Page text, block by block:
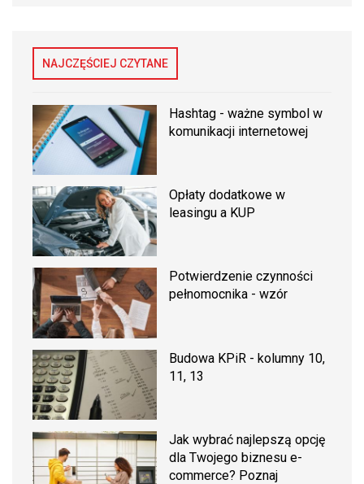
NAJCZĘŚCIEJ CZYTANE
Hashtag - ważne symbol w
komunikacji internetowej
Opłaty dodatkowe w
leasingu a KUP
Potwierdzenie czynności
pełnomocnika - wzór
Budowa KPiR - kolumny 10,
11, 13
Jak wybrać najlepszą opcję
dla Twojego biznesu e-
commerce? Poznaj